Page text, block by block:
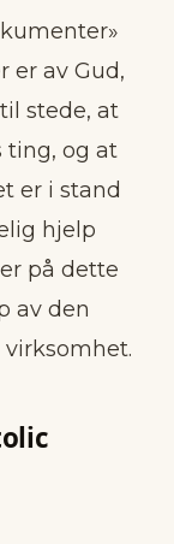
er av Gud,
stede, at
ting, og at
er i stand
hjelp
på dette
av den